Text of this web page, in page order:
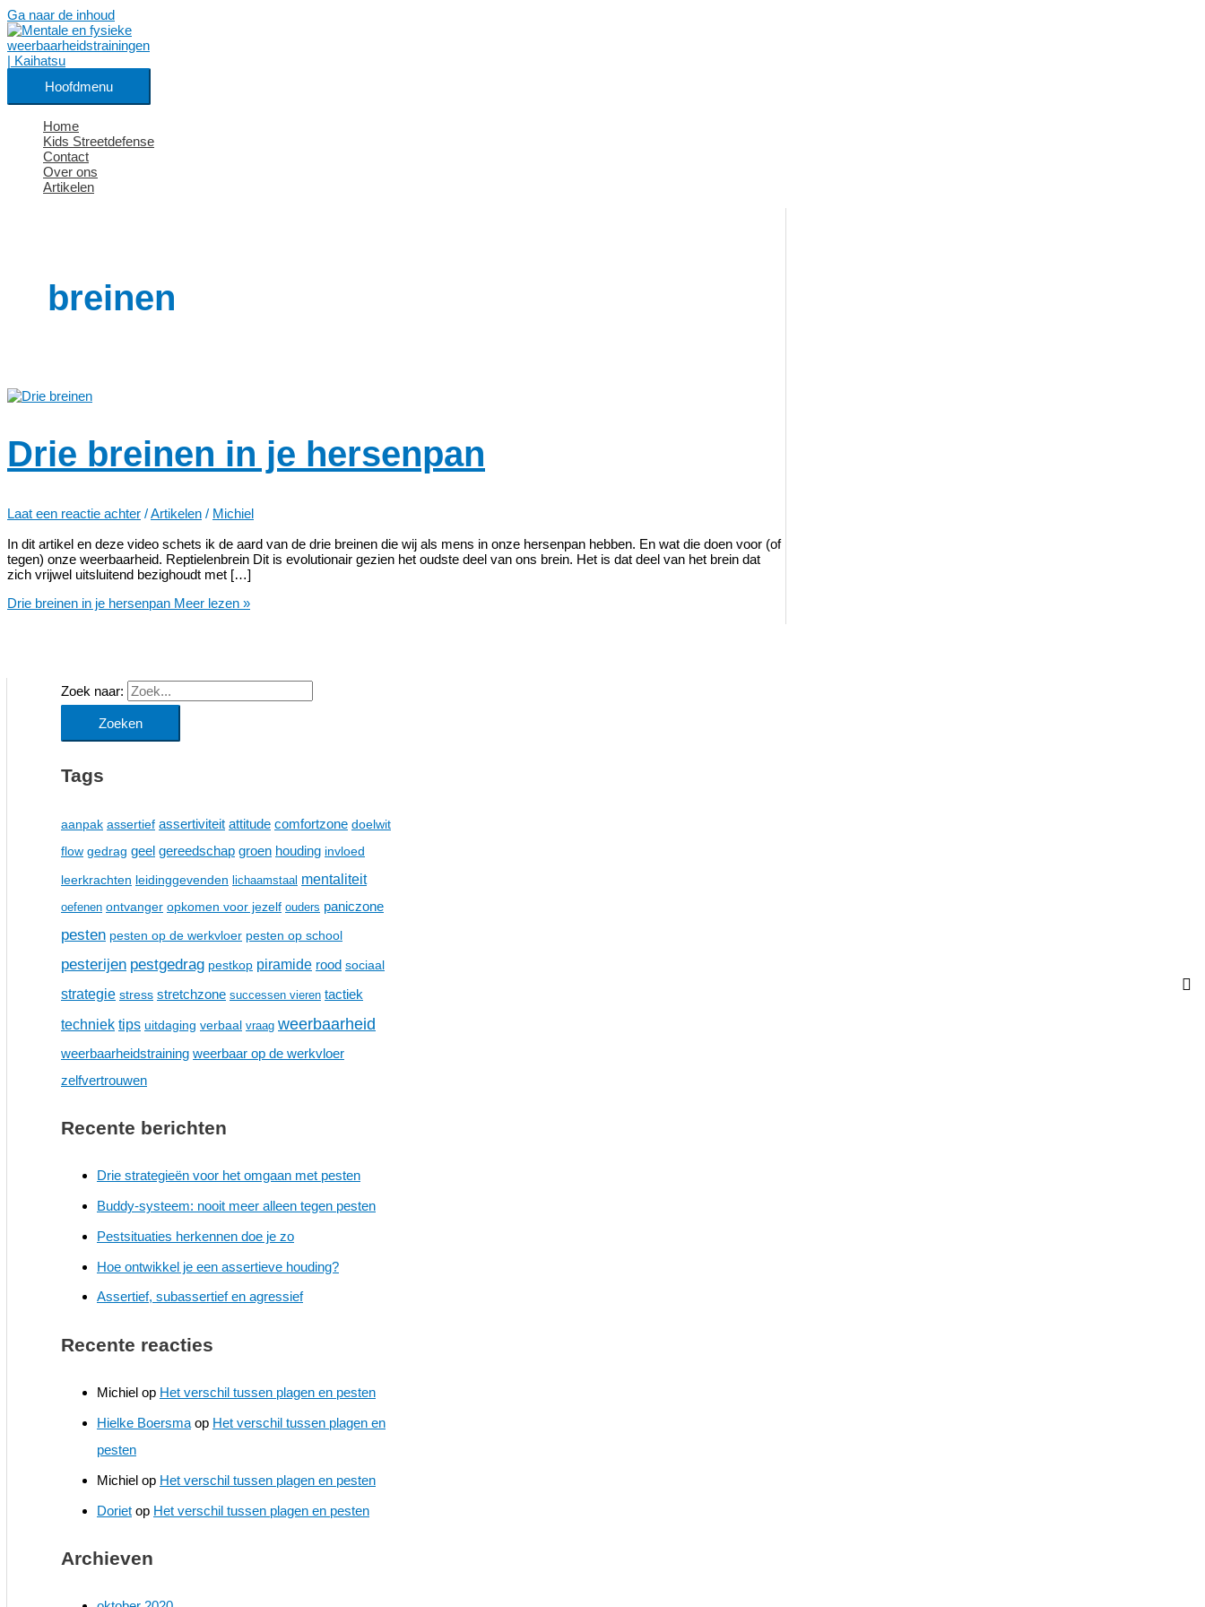
Ga naar de inhoud
Hoofdmenu
Home
Kids Streetdefense
Contact
Over ons
Artikelen
breinen
Drie breinen in je hersenpan
Laat een reactie achter /Artikelen / Michiel
In dit artikel en deze video schets ik de aard van de drie breinen die wij als mens in onze hersenpan hebben. En wat die doen voor (of
tegen) onze weerbaarheid. Reptielenbrein Dit is evolutionair gezien het oudste deel van ons brein. Het is dat deel van het brein dat
zich vrijwel uitsluitend bezighoudt met […]
Drie breinen in je hersenpan Meer lezen »
Zoek naar:
Tags
aanpak assertief assertiviteit attitude comfortzone doelwit
flow gedrag geel gereedschap groen houding invloed
leerkrachten leidinggevenden lichaamstaal mentaliteit
oefenen ontvanger opkomen voor jezelf ouders paniczone
pesten pesten op de werkvloer pesten op school
pesterijen pestgedrag pestkop piramide rood sociaal
strategie stress stretchzone successen vieren tactiek
techniek tips uitdaging verbaal vraag weerbaarheid
weerbaarheidstraining weerbaar op de werkvloer
zelfvertrouwen
Recente berichten
Drie strategieën voor het omgaan met pesten
Buddy-systeem: nooit meer alleen tegen pesten
Pestsituaties herkennen doe je zo
Hoe ontwikkel je een assertieve houding?
Assertief, subassertief en agressief
Recente reacties
Michiel op Het verschil tussen plagen en pesten
Hielke Boersma op Het verschil tussen plagen en
pesten
Michiel op Het verschil tussen plagen en pesten
Doriet op Het verschil tussen plagen en pesten
Archieven